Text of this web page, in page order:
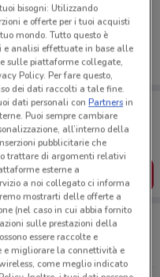
con te!
dei negozi vicino a te,
del risparmio, comodamente
L’APP
bisogni: Utilizzando
e offerte per i tuoi acquisti
mondo. Tutto questo è
e analisi effettuate in base alle
sulle piattaforme collegate,
Policy. Per fare questo,
dei dati raccolti a tale fine.
dati personali conPartnersin
Puoi sempre cambiare
all’interno della
pubblicitarie che
trattare di argomenti relativi
esterne a
a noi collegato ci informa
mostrarti delle offerte a
(nel caso in cui abbia fornito
sulle prestazioni della
essere raccolte e
e migliorare la connettività e
come meglio indicato